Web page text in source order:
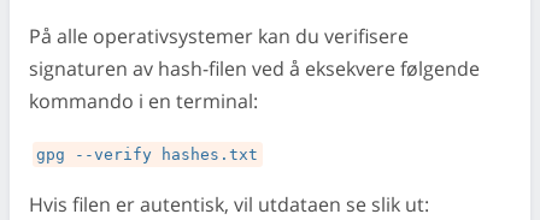
På alle operativsystemer kan du verifisere
signaturen av hash-filen ved å eksekvere følgende
kommando i en terminal:
gpg --verify hashes.txt
Hvis filen er autentisk, vil utdataen se slik ut: